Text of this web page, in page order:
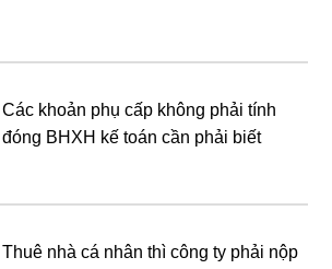
Các khoản phụ cấp không phải tính
đóng BHXH kế toán cần phải biết
Thuê nhà cá nhân thì công ty phải nộp